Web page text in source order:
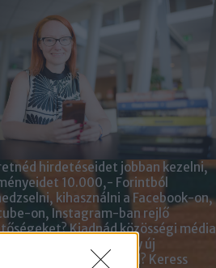
hirdetéseidet jobban kezelni,
10.000,- Forintból
kihasználni a Facebook-on,
on, Instagram-ban rejlő
Kiadnád közösségi média
kezelését? Netán egy új
van szükséged? Keress